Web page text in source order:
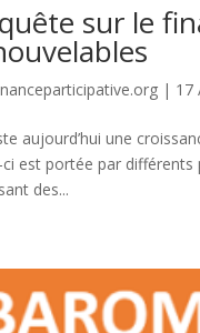
sur le
| 17
aujourd’hui une
ci est portée par
des...